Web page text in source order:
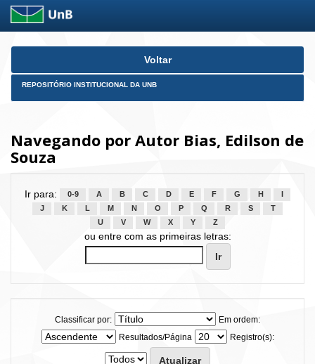
Skip
Voltar
REPOSITÓRIO INSTITUCIONAL DA UNB
Navegando por Autor Bias, Edilson de
Souza
Ir para: 0-9 A B C D E F G H
J
K L M N O P Q R S
T
U
V W X Y Z
ou entre com as primeiras letras:
Classificar por:
Em ordem:
Resultados/Página
Registro(s):